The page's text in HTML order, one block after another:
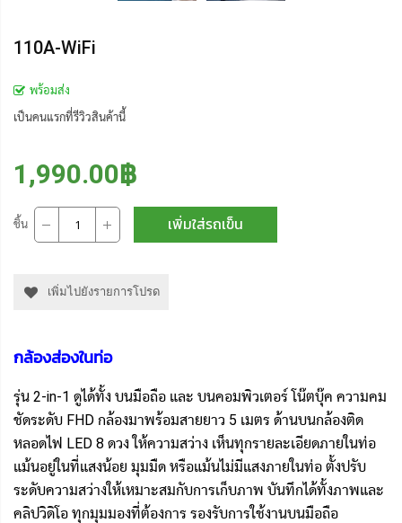
110A-WiFi
พร้อมส่ง
เป็นคนแรกที่รีวิวสินค้านี้
1,990.00฿
ชิ้น เพิ่มใส่รถเข็น
เพิ่มไปยังรายการโปรด
กล้องส่องในท่อ
รุ่น 2-in-1 ดูได้ทั้ง บนมือถือ และ บนคอมพิวเตอร์ โน๊ตบุ๊ค ความคม
ชัดระดับ FHD กล้องมาพร้อมสายยาว 5 เมตร ด้านบนกล้องติด
หลอดไฟ LED 8 ดวง ให้ความสว่าง เห็นทุกรายละเอียดภายในท่อ
แม้นอยู่ในที่แสงน้อย มุมมืด หรือแม้นไม่มีแสงภายในท่อ ตั้งปรับ
ระดับความสว่างให้เหมาะสมกับการเก็บภาพ บันทึกได้ทั้งภาพและ
คลิปวิดิโอ ทุกมุมมองที่ต้องการ รองรับการใช้งานบนมือถือ